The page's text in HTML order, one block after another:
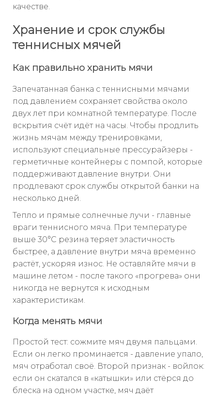
качестве.
Хранение и срок службы
теннисных мячей
Как правильно хранить мячи
Запечатанная банка с теннисными мячами
под давлением сохраняет свойства около
двух лет при комнатной температуре. После
вскрытия счёт идёт на часы. Чтобы продлить
жизнь мячам между тренировками,
используют специальные прессурайзеры -
герметичные контейнеры с помпой, которые
поддерживают давление внутри. Они
продлевают срок службы открытой банки на
несколько дней.
Тепло и прямые солнечные лучи - главные
враги теннисного мяча. При температуре
выше 30°C резина теряет эластичность
быстрее, а давление внутри мяча временно
растёт, ускоряя износ. Не оставляйте мячи в
машине летом - после такого «прогрева» они
никогда не вернутся к исходным
характеристикам.
Когда менять мячи
Простой тест: сожмите мяч двумя пальцами.
Если он легко проминается - давление упало,
мяч отработал своё. Второй признак - войлок:
если он скатался в «катышки» или стёрся до
блеска на одном участке, мяч даёт